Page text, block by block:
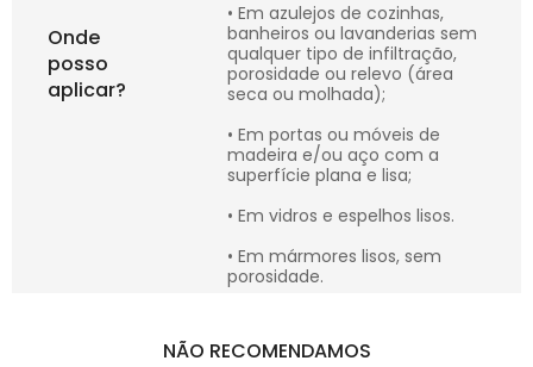
Onde
posso
aplicar?
• Em azulejos de cozinhas,
banheiros ou lavanderias sem
qualquer tipo de infiltração,
porosidade ou relevo (área
seca ou molhada);
• Em portas ou móveis de
madeira e/ou aço com a
superfície plana e lisa;
• Em vidros e espelhos lisos.
• Em mármores lisos, sem
porosidade.
NÃO RECOMENDAMOS